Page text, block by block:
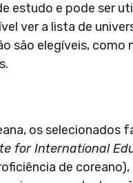
estudo e pode ser
ver a lista de
são elegíveis,
os selecionados
for International
de coreano),